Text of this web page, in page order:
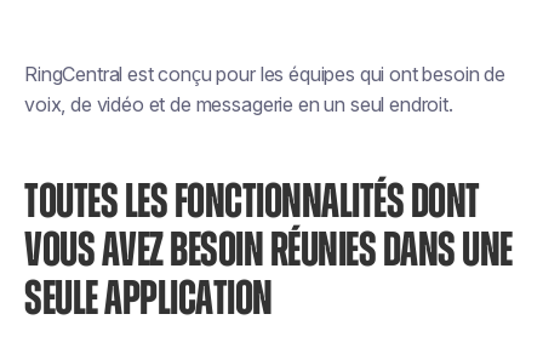
RingCentral est conçu pour les équipes qui ont besoin de
voix, de vidéo et de messagerie en un seul endroit.
TOUTES LES FONCTIONNALITÉS DONT
VOUS AVEZ BESOIN RÉUNIES DANS UNE
SEULE APPLICATION